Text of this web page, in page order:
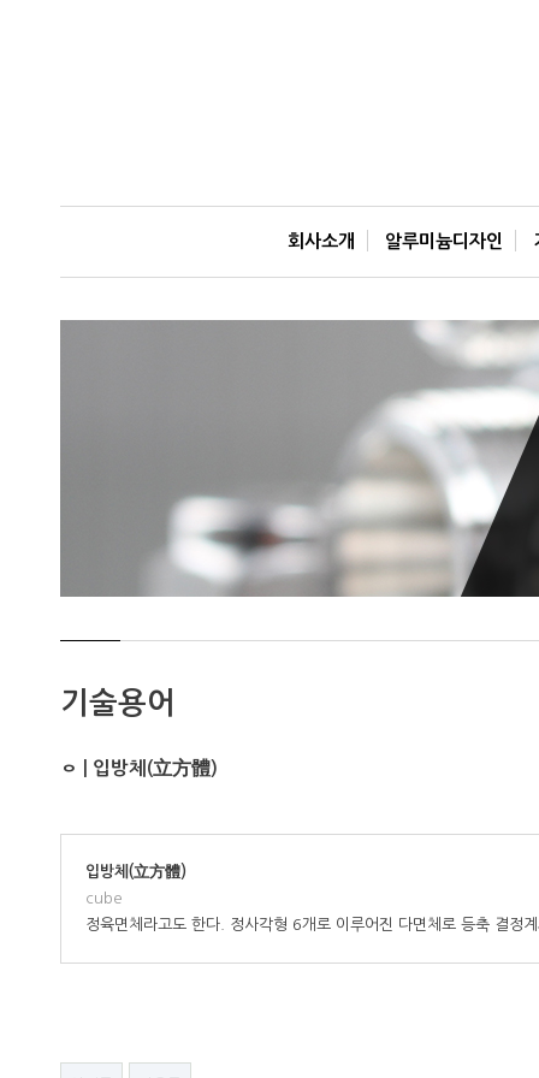
회사소개 알루미늄디자인
기술용어
ㅇ | 입방체(立方體)
입방체(立方體)
cube
정육면체라고도 한다. 정사각형 6개로 이루어진 다면체로 등축 결정